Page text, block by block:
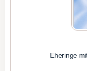
Eheringe